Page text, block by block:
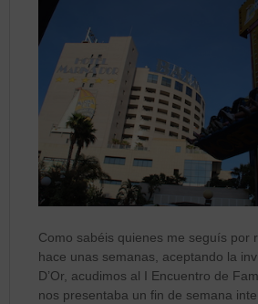
Como sabéis quienes me seguís por
hace unas semanas, aceptando la
D’Or, acudimos al I Encuentro de
nos presentaba un fin de semana